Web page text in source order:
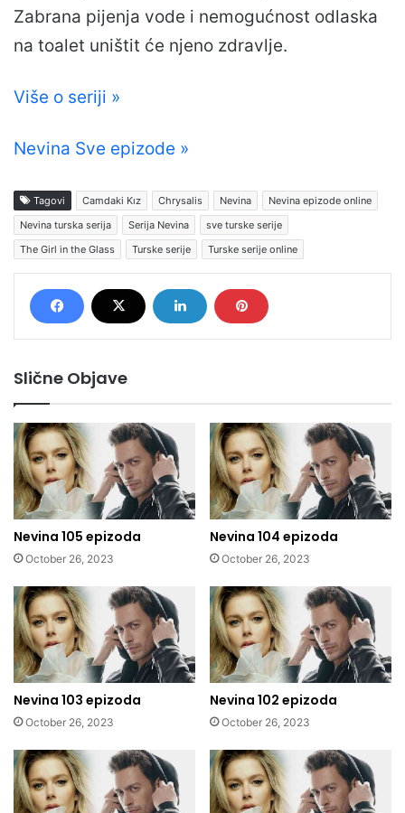
Zabrana pijenja vode i nemogućnost odlaska
na toalet uništit će njeno zdravlje.
Više o seriji »
Nevina Sve epizode »
Tagovi Camdaki Kız Chrysalis Nevina
Nevina epizode online
Nevina turska serija
Serija Nevina
sve turske serije
The Girl in the Glass
Turske serije Turske serije online
Slične Objave
Nevina 105 epizoda
October 26, 2023
Nevina 104 epizoda
October 26, 2023
Nevina 103 epizoda
October 26, 2023
Nevina 102 epizoda
October 26, 2023